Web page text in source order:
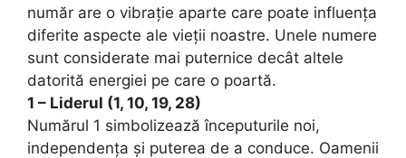
număr are o vibrație aparte care poate influența
diferite aspecte ale vieții noastre. Unele numere
sunt considerate mai puternice decât altele
datorită energiei pe care o poartă.
1 – Liderul (1, 10, 19, 28)
Numărul 1 simbolizează începuturile noi,
independența și puterea de a conduce. Oamenii